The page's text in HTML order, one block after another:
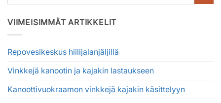
VIIMEISIMMÄT ARTIKKELIT
Repovesikeskus hiilijalanjäljillä
Vinkkejä kanootin ja kajakin lastaukseen
Kanoottivuokraamon vinkkejä kajakin käsittelyyn